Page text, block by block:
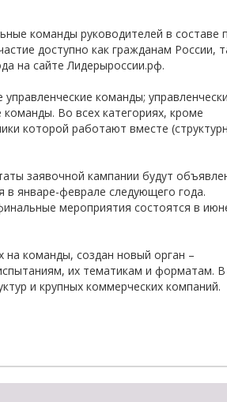
Подробнее
команды руководителей в составе
доступно как гражданам России,
на сайте Лидерыроссии.рф.
команды;
Во всех категориях, кроме
которой работают вместе
заявочной кампании будут
в январе-феврале следующего года.
мероприятия состоятся в
на команды, создан новый орган –
их тематикам и форматам. В
и крупных коммерческих компаний.